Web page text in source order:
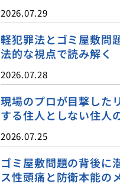
2026.07.29
軽犯罪法とゴミ屋敷問
法的な視点で読み解く
2026.07.28
現場のプロが目撃した
する住人としない住人
2026.07.25
ゴミ屋敷問題の背後に
ス性頭痛と防衛本能の